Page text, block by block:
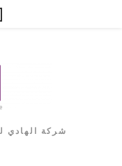
شركة الهادي